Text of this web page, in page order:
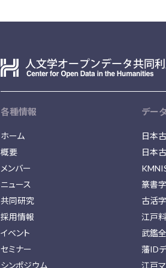
各種情報
ホーム
概要
メンバー
ニュース
共同研究
採用情報
イベント
セミナー
シンポジウム
デー
日本
日本
篆書
古活
江戸
武鑑
藩ID
江戸